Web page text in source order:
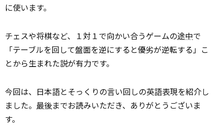
に使います。
チェスや将棋など、１対１で向かい合うゲームの途中で
「テーブルを回して盤面を逆にすると優劣が逆転する」こ
とから生まれた説が有力です。
今回は、日本語とそっくりの言い回しの英語表現を紹介し
ました。 最後までお読みいただき、ありがとうございま
す。